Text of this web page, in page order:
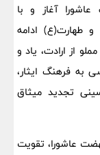
آغاز و با
طهارت(ع) ادامه
از ارادت، یاد و
به فرهنگ ایثار،
تجدید میثاق
عاشورا، تقویت